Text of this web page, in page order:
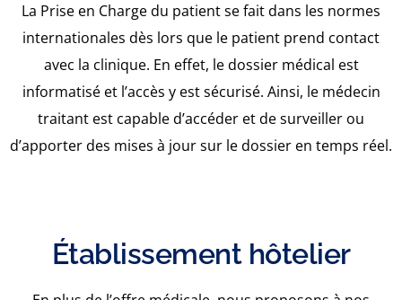
La Prise en Charge du patient se fait dans les normes
internationales dès lors que le patient prend contact
avec la clinique. En effet, le dossier médical est
informatisé et l’accès y est sécurisé. Ainsi, le médecin
traitant est capable d’accéder et de surveiller ou
d’apporter des mises à jour sur le dossier en temps réel.
Établissement hôtelier